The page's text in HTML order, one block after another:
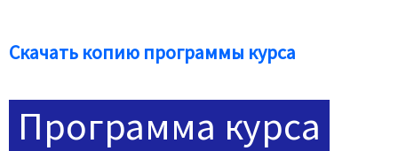
Скачать копию программы курса
Программа курса